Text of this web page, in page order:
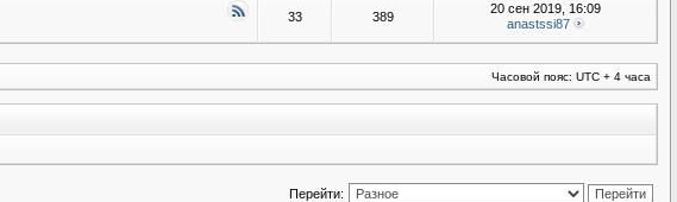
33 389
20 сен 2019, 16:09
anastssi87
Часовой пояс: UTC + 4 часа
Перейти: